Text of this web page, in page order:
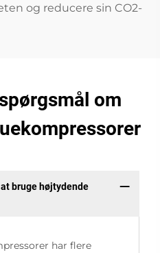
og reducere sin CO2-
om
bruge højtydende
har flere